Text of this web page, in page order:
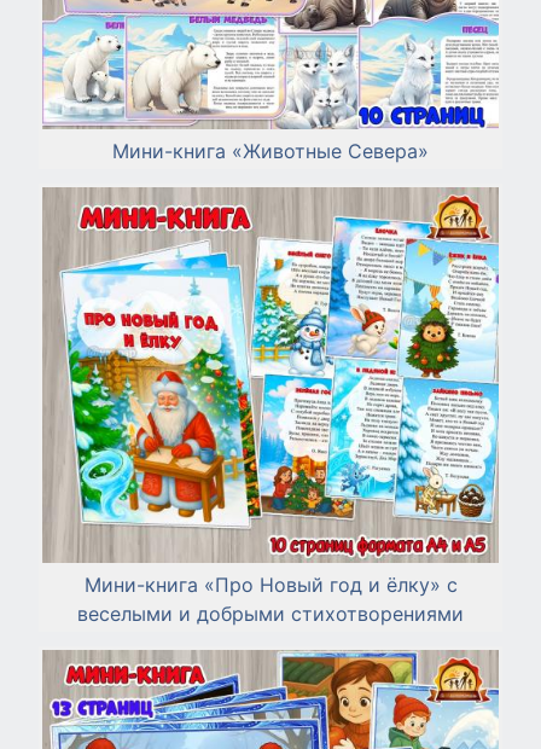
Мини-книга «Животные Севера»
Мини-книга «Про Новый год и ёлку» с
веселыми и добрыми стихотворениями